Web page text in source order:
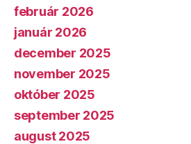
február 2026
január 2026
december 2025
november 2025
október 2025
september 2025
august 2025